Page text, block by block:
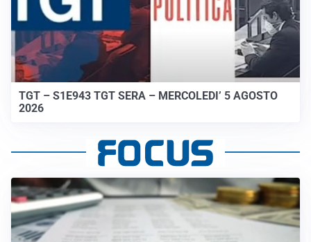
TGT – S1E943 TGT SERA – MERCOLEDI’ 5 AGOSTO
2026